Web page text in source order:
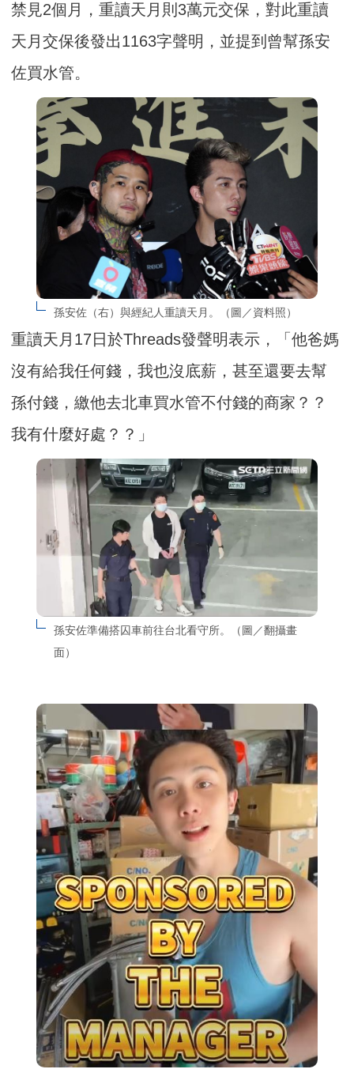
禁見2個月，重讀天月則3萬元交保，對此重讀
天月交保後發出1163字聲明，並提到曾幫孫安
佐買水管。
孫安佐（右）與經紀人重讀天月。（圖／資料照）
重讀天月17日於Threads發聲明表示，「他爸媽
沒有給我任何錢，我也沒底薪，甚至還要去幫
孫付錢，繳他去北車買水管不付錢的商家？？
我有什麼好處？？」
孫安佐準備搭囚車前往台北看守所。（圖／翻攝畫
面）